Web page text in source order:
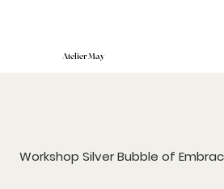
Atelier May
Workshop Silver Bubble of